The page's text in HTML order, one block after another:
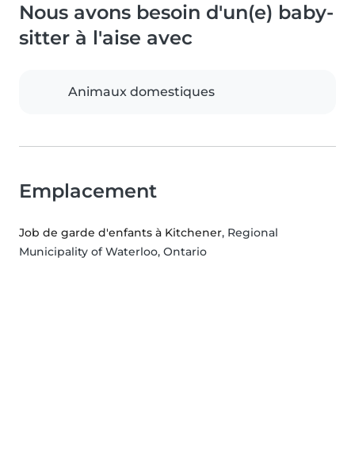
Nous avons besoin d'un(e) baby-
sitter à l'aise avec
Animaux domestiques
Emplacement
Job de garde d'enfants à Kitchener, Regional
Municipality of Waterloo, Ontario